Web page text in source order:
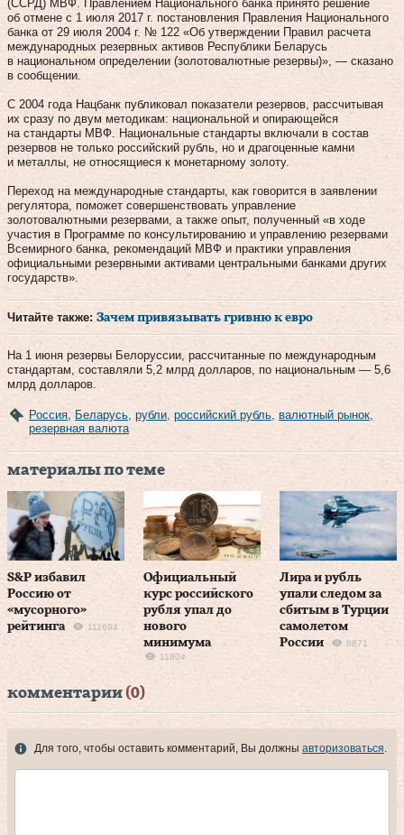
(ССРД) МВФ. Правлением Национального банка принято решение
об отмене с 1 июля 2017 г. постановления Правления Национального
банка от 29 июля 2004 г. № 122 «Об утверждении Правил расчета
международных резервных активов Республики Беларусь
в национальном определении (золотовалютные резервы)», — сказано
в сообщении.
С 2004 года Нацбанк публиковал показатели резервов, рассчитывая
их сразу по двум методикам: национальной и опирающейся
на стандарты МВФ. Национальные стандарты включали в состав
резервов не только российский рубль, но и драгоценные камни
и металлы, не относящиеся к монетарному золоту.
Переход на международные стандарты, как говорится в заявлении
регулятора, поможет совершенствовать управление
золотовалютными резервами, а также опыт, полученный «в ходе
участия в Программе по консультированию и управлению резервами
Всемирного банка, рекомендаций МВФ и практики управления
официальными резервными активами центральными банками других
государств».
Читайте также: Зачем привязывать гривню к евро
На 1 июня резервы Белоруссии, рассчитанные по международным
стандартам, составляли 5,2 млрд долларов, по национальным — 5,6
млрд долларов.
Россия Беларусь рубли российский рубль валютный рынок
резервная валюта
материалы по теме
S&P избавил
Россию от
«мусорного»
рейтинга
111694
Официальный
курс российского
рубля упал до
нового
минимума
11804
Лира и рубль
упали следом за
сбитым в Турции
самолетом
России
8871
комментарии (0)
Для того, чтобы оставить комментарий, Вы должны авторизоваться.